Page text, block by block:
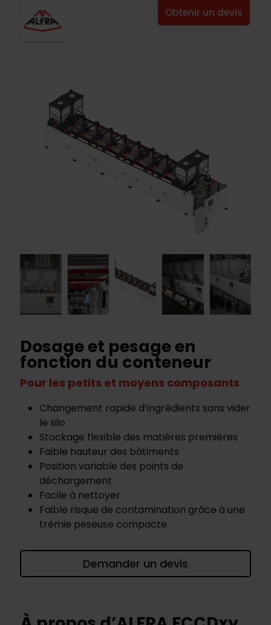
Obtenir un devis
Dosage et pesage en
fonction du conteneur
Pour les petits et moyens composants
Changement rapide d’ingrédients sans vider
le silo
Stockage flexible des matières premières
Faible hauteur des bâtiments
Position variable des points de
déchargement
Facile à nettoyer
Faible risque de contamination grâce à une
trémie peseuse compacte
Demander un devis